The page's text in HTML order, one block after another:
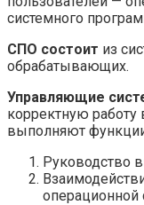
системного
СПО состоит из
обрабатывающих.
Управляющие
корректную
выполняют
Руководство
операционной